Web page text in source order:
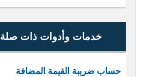
خدمات وأدوات ذات صلة
حساب ضريبة القيمة المضافة